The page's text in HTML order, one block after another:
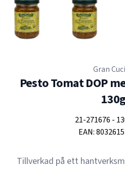
Gran
Pesto Tomat DOP
21-271676 -
EAN:
Tillverkad på ett